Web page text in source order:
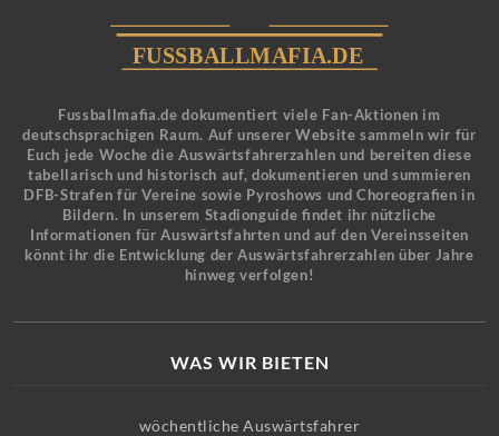
Fussballmafia.de dokumentiert viele Fan-Aktionen im
deutschsprachigen Raum. Auf unserer Website sammeln wir für
Euch jede Woche die Auswärtsfahrerzahlen und bereiten diese
tabellarisch und historisch auf, dokumentieren und summieren
DFB-Strafen für Vereine sowie Pyroshows und Choreografien in
Bildern. In unserem Stadionguide findet ihr nützliche
Informationen für Auswärtsfahrten und auf den Vereinsseiten
könnt ihr die Entwicklung der Auswärtsfahrerzahlen über Jahre
hinweg verfolgen!
WAS WIR BIETEN
wöchentliche Auswärtsfahrer